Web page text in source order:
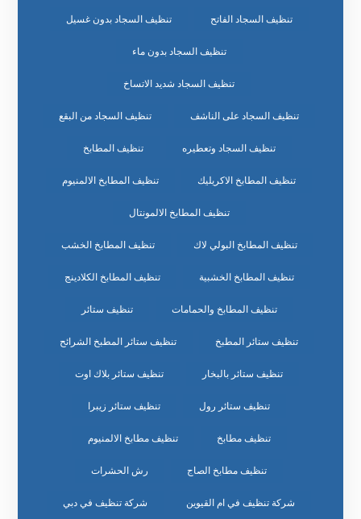
تنظيف السجاد الفاتح تنظيف السجاد بدون غسيل
تنظيف السجاد بدون ماء
تنظيف السجاد شديد الاتساخ
تنظيف السجاد على الناشف تنظيف السجاد من البقع
تنظيف السجاد وتعطيره تنظيف المطابخ
تنظيف المطابخ الاكريليك تنظيف المطابخ الالمنيوم
تنظيف المطابخ الالمونتال
تنظيف المطابخ البولي لاك تنظيف المطابخ الخشب
تنظيف المطابخ الخشبية تنظيف المطابخ الكلادينج
تنظيف المطابخ والحمامات تنظيف ستائر
تنظيف ستائر المطبخ تنظيف ستائر المطبخ الشرائح
تنظيف ستائر بالبخار تنظيف ستائر بلاك اوت
تنظيف ستائر رول تنظيف ستائر زيبرا
تنظيف مطابخ تنظيف مطابخ الالمنيوم
تنظيف مطابخ الصاج رش الحشرات
شركة تنظيف في ام القيوين شركة تنظيف في دبي